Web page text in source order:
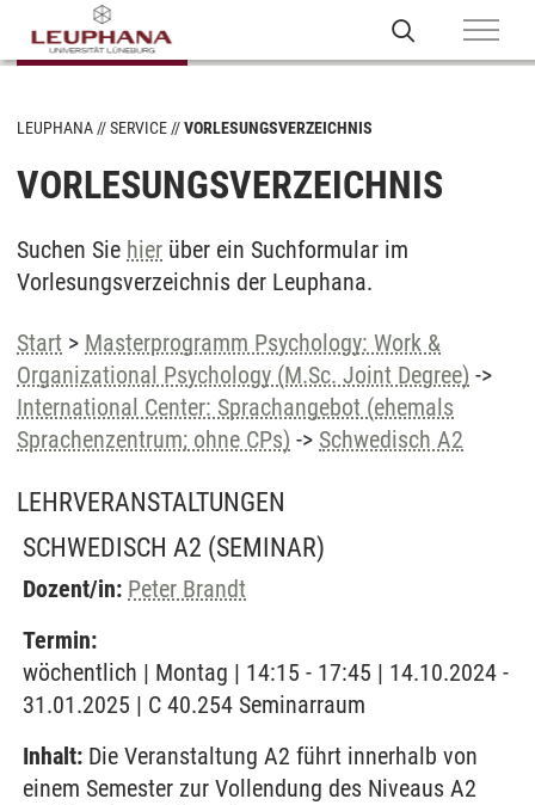
LEUPHANA SERVICE VORLESUNGSVERZEICHNIS
VORLESUNGSVERZEICHNIS
Suchen Sie hier über ein Suchformular im
Vorlesungsverzeichnis der Leuphana.
Start > Masterprogramm Psychology: Work &
Organizational Psychology (M.Sc. Joint Degree) ->
International Center: Sprachangebot (ehemals
Sprachenzentrum; ohne CPs) -> Schwedisch A2
LEHRVERANSTALTUNGEN
SCHWEDISCH A2 (SEMINAR)
Dozent/in: Peter Brandt
Termin:
wöchentlich | Montag | 14:15 - 17:45 | 14.10.2024 -
31.01.2025 | C 40.254 Seminarraum
Inhalt: Die Veranstaltung A2 führt innerhalb von
einem Semester zur Vollendung des Niveaus A2